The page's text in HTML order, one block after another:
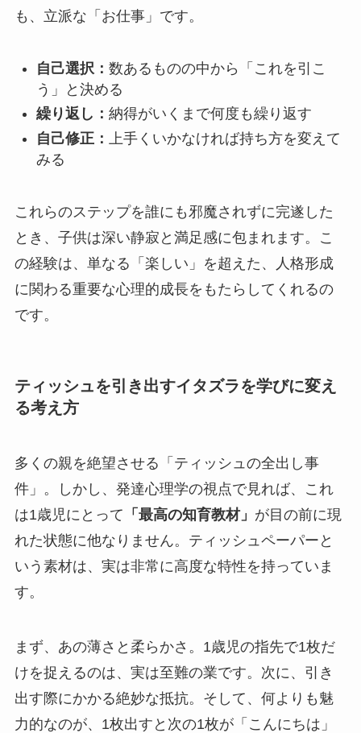
も、立派な「お仕事」です。
自己選択： 数あるものの中から「これを引こ
う」と決める
繰り返し： 納得がいくまで何度も繰り返す
自己修正：
上手くいかなければ持ち方を変えて
みる
これらのステップを誰にも邪魔されずに完遂した
とき、子供は深い静寂と満足感に包まれます。こ
の経験は、単なる「楽しい」を超えた、人格形成
に関わる重要な心理的成長をもたらしてくれるの
です。
ティッシュを引き出すイタズラを学びに変え
る考え方
多くの親を絶望させる「ティッシュの全出し事
件」。しかし、発達心理学の視点で見れば、これ
は1歳児にとって 「最高の知育教材」 が目の前に現
れた状態に他なりません。ティッシュペーパーと
いう素材は、実は非常に高度な特性を持っていま
す。
まず、あの薄さと柔らかさ。1歳児の指先で1枚だ
けを捉えるのは、実は至難の業です。次に、引き
出す際にかかる絶妙な抵抗。そして、何よりも魅
力的なのが、1枚出すと次の1枚が「こんにちは」